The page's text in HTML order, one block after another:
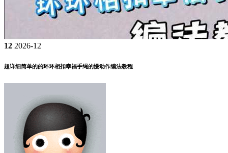
12 2026-12
超详细简单的的环环相扣幸福手绳的慢动作编法教程